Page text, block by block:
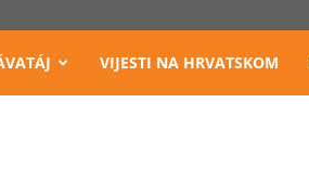
VIJESTI NA HRVATSKOM